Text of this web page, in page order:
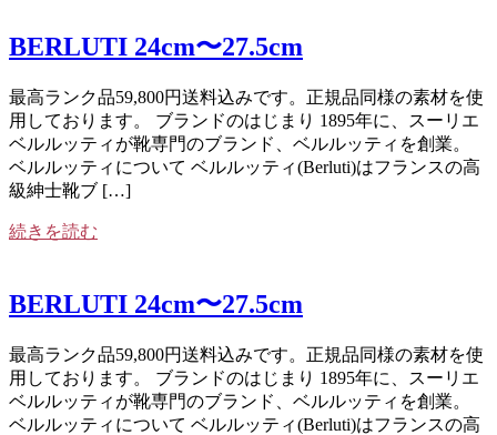
BERLUTI 24cm〜27.5cm
最高ランク品59,800円送料込みです。正規品同様の素材を使
用しております。 ブランドのはじまり 1895年に、スーリエ
ベルルッティが靴専門のブランド、ベルルッティを創業。
ベルルッティについて ベルルッティ(Berluti)はフランスの高
級紳士靴ブ […]
続きを読む
BERLUTI 24cm〜27.5cm
最高ランク品59,800円送料込みです。正規品同様の素材を使
用しております。 ブランドのはじまり 1895年に、スーリエ
ベルルッティが靴専門のブランド、ベルルッティを創業。
ベルルッティについて ベルルッティ(Berluti)はフランスの高